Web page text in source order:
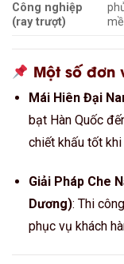
Công nghiệp
(ray trượt)
Một số
Mái Hiên Đại
bạt Hàn Quốc
chiết khấu tốt
Giải Pháp Che
Dương): Thi
phục vụ khách